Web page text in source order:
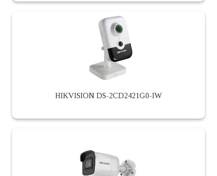
HIKVISION DS-2CD2421G0-IW